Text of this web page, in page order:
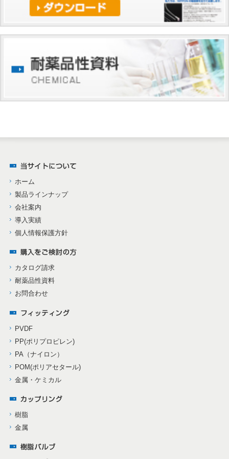
ホーム
製品ラインナップ
会社案内
導入実績
個人情報保護方針
カタログ請求
耐薬品性資料
お問合わせ
PVDF
PP(ポリプロピレン)
PA（ナイロン）
POM(ポリアセタール)
金属・ケミカル
樹脂
金属